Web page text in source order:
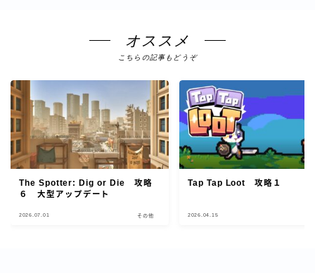
オススメ
こちらの記事もどうぞ
The Spotter: Dig or Die 攻略
６ 大型アップデート
2026.07.01 その他
Tap Tap Loot 攻略１
2026.04.15